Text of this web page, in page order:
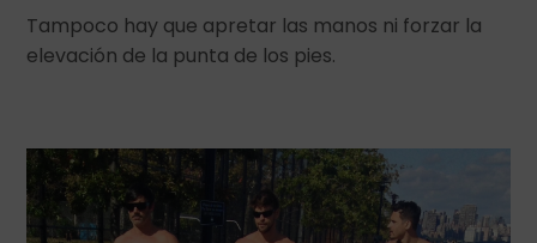
Tampoco hay que apretar las manos ni forzar la
elevación de la punta de los pies.